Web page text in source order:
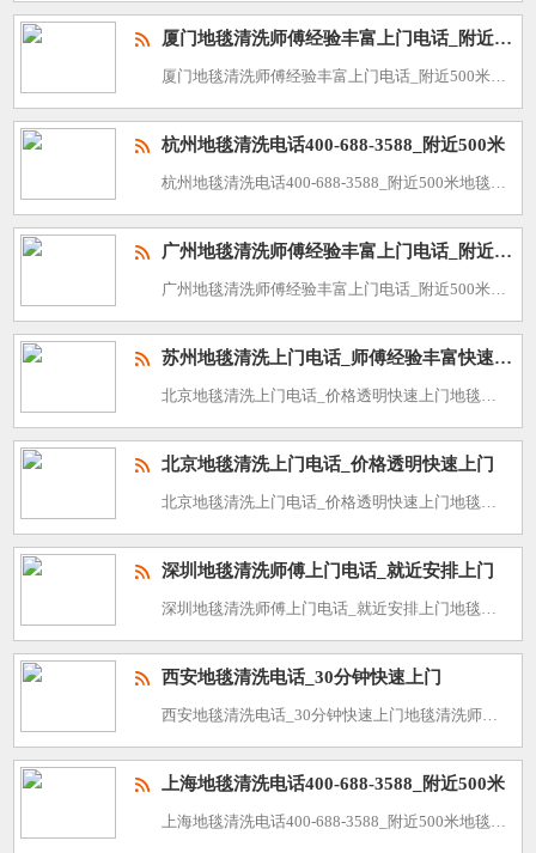
厦门地毯清洗师傅经验丰富上门电话_附近500米同城
厦门地毯清洗师傅经验丰富上门电话_附近500米同城地毯清洗师傅电话400-688-3588，快速上门，解决您的家居烦恼!在繁忙的生活节奏中，家是我们最舒适的港湾。然而，随着时间推移，地毯上的污渍、细菌
杭州地毯清洗电话400-688-3588_附近500米
杭州地毯清洗电话400-688-3588_附近500米地毯清洗师傅电话400-688-3588，快速上门，解决您的家居烦恼!在繁忙的生活节奏中，家是我们最舒适的港湾。然而，随着时间推移，地毯上的污渍、
广州地毯清洗师傅经验丰富上门电话_附近500米同城
广州地毯清洗师傅经验丰富上门电话_附近500米同城地毯清洗师傅电话400-688-3588，快速上门，解决您的家居烦恼!在繁忙的生活节奏中，家是我们最舒适的港湾。然而，随着时间推移，地毯上的污渍、细菌
苏州地毯清洗上门电话_师傅经验丰富快速上门
北京地毯清洗上门电话_价格透明快速上门地毯清洗师傅电话400-688-3588，快速上门，解决您的家居烦恼!在繁忙的生活节奏中，家是我们最舒适的港湾。然而，随着时间推移，地毯上的污渍、细菌和异味却成了
北京地毯清洗上门电话_价格透明快速上门
北京地毯清洗上门电话_价格透明快速上门地毯清洗师傅电话400-688-3588，快速上门，解决您的家居烦恼!在繁忙的生活节奏中，家是我们最舒适的港湾。然而，随着时间推移，地毯上的污渍、细菌和异味却成了
深圳地毯清洗师傅上门电话_就近安排上门
深圳地毯清洗师傅上门电话_就近安排上门地毯清洗师傅电话400-688-3588，快速上门，解决您的家居烦恼!在繁忙的生活节奏中，家是我们最舒适的港湾。然而，随着时间推移，地毯上的污渍、细菌和异味却成了
西安地毯清洗电话_30分钟快速上门
西安地毯清洗电话_30分钟快速上门地毯清洗师傅电话400-688-3588，快速上门，解决您的家居烦恼!在繁忙的生活节奏中，家是我们最舒适的港湾。然而，随着时间推移，地毯上的污渍、细菌和异味却成了我们
上海地毯清洗电话400-688-3588_附近500米
上海地毯清洗电话400-688-3588_附近500米地毯清洗师傅电话400-688-3588，快速上门，解决您的家居烦恼!在繁忙的生活节奏中，家是我们最舒适的港湾。然而，随着时间推移，地毯上的污渍、